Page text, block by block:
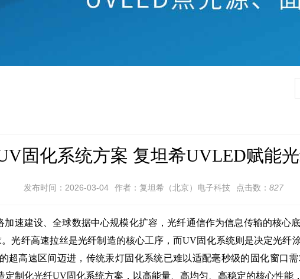
固化系统方案 复坦希UVLED赋能
发布时间：2026-03-04 作者：复坦希（北京）电子科技 点击数： 827
建设、全球数据中心规模化扩容，光纤通信作为信息传输的核心
光纤高速拉丝是光纤制造的核心工序，而UV固化系统则是决定光纤
的超高速区间迈进，传统汞灯固化系统已难以适配毫秒级的固化窗口
制化光纤UV固化系统方案，以高能量、高均匀、高稳定的核心性能